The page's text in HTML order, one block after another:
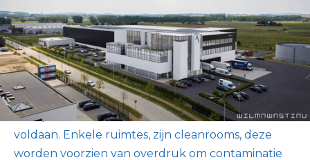
Alsico, ontwikkelaar van werkkledij breidt zijn
kantoren uit, waaronder ook een labo. Ze kozen
voor Juvah als ventilatiepartner om de complexe
ventilatie in het labo te voorzien.
Het labo bestaat uit verschillende ruimtes, waar
aan specifieke ventilatie eisen moet worden
voldaan. Enkele ruimtes, zijn cleanrooms, deze
worden voorzien van overdruk om contaminatie